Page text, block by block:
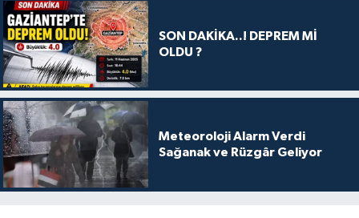
SON DAKİKA..! DEPREM Mİ
OLDU ?
Meteoroloji Alarm Verdi
Sağanak ve Rüzgâr Geliyor